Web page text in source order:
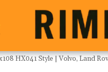
HX041 Style | Volvo, Land